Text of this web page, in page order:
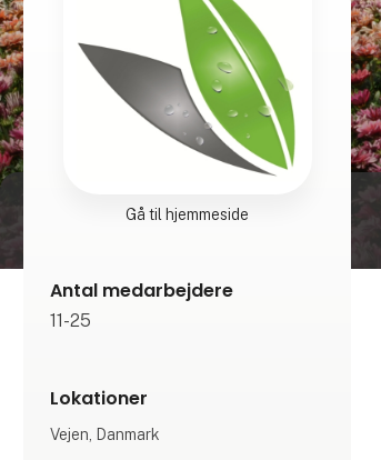
Gå til hjemmeside
Antal medarbejdere
11-25
Lokationer
Vejen, Danmark